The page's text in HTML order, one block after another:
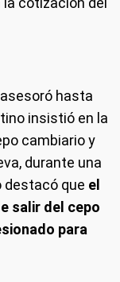
hasta
insistió en la
cambiario y
durante una
destacó que el
salir del cepo
para